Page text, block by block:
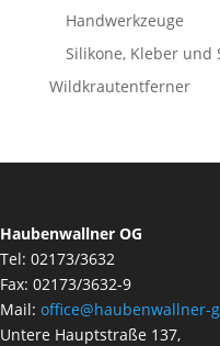
Handwerkzeuge
Silikone, Kleber und
Wildkrautentferner
Haubenwallner OG
Tel: 02173/3632
Fax: 02173/3632-9
Mail: office@haubenwallner-
Untere Hauptstraße 137,